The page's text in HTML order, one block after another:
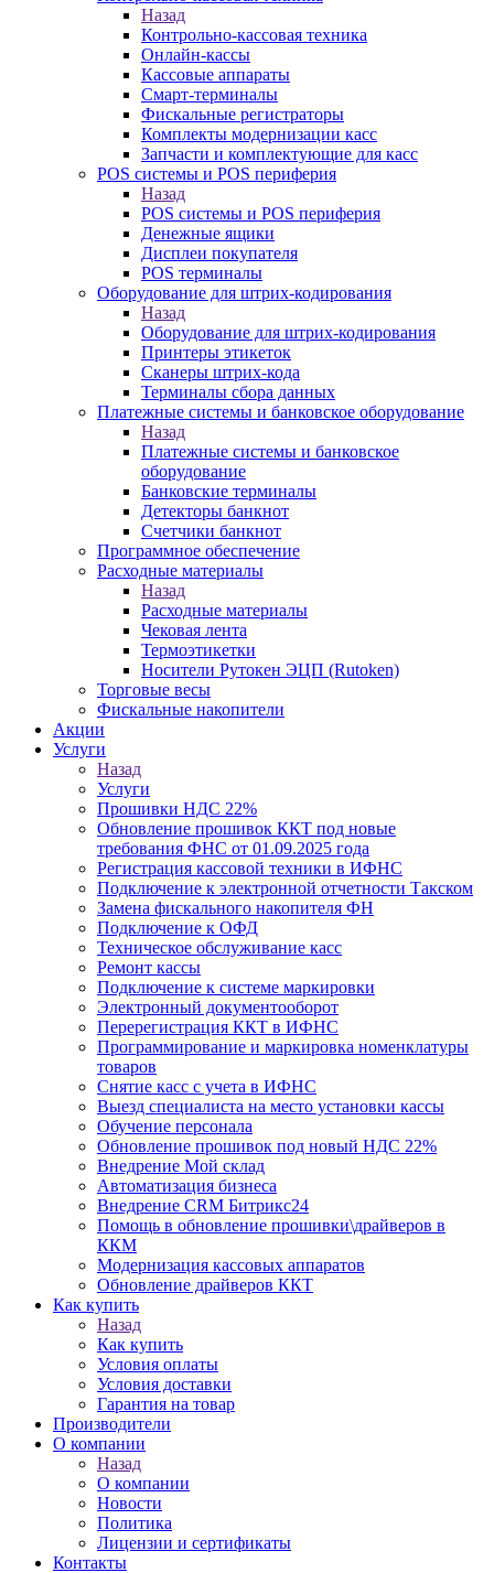
Назад
Контрольно-кассовая техника
Онлайн-кассы
Кассовые аппараты
Смарт-терминалы
Фискальные регистраторы
Комплекты модернизации касс
Запчасти и комплектующие для касс
POS системы и POS периферия
Назад
POS системы и POS периферия
Денежные ящики
Дисплеи покупателя
POS терминалы
Оборудование для штрих-кодирования
Назад
Оборудование для штрих-кодирования
Принтеры этикеток
Сканеры штрих-кода
Терминалы сбора данных
Платежные системы и банковское оборудование
Назад
Платежные системы и банковское
оборудование
Банковские терминалы
Детекторы банкнот
Счетчики банкнот
Программное обеспечение
Расходные материалы
Назад
Расходные материалы
Чековая лента
Термоэтикетки
Носители Рутокен ЭЦП (Rutoken)
Торговые весы
Фискальные накопители
Акции
Услуги
Назад
Услуги
Прошивки НДС 22%
Обновление прошивок ККТ под новые
требования ФНС от 01.09.2025 года
Регистрация кассовой техники в ИФНС
Подключение к электронной отчетности Такском
Замена фискального накопителя ФН
Подключение к ОФД
Техническое обслуживание касс
Ремонт кассы
Подключение к системе маркировки
Электронный документооборот
Перерегистрация ККТ в ИФНС
Программирование и маркировка номенклатуры
товаров
Снятие касс с учета в ИФНС
Выезд специалиста на место установки кассы
Обучение персонала
Обновление прошивок под новый НДС 22%
Внедрение Мой склад
Автоматизация бизнеса
Внедрение CRM Битрикс24
Помощь в обновление прошивки\драйверов в
ККМ
Модернизация кассовых аппаратов
Обновление драйверов ККТ
Как купить
Назад
Как купить
Условия оплаты
Условия доставки
Гарантия на товар
Производители
О компании
Назад
О компании
Новости
Политика
Лицензии и сертификаты
Контакты